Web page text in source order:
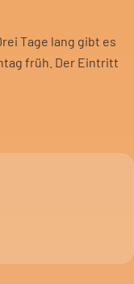
Tage lang gibt es
früh. Der Eintritt
es Open Air und
Es gibt immer was
Ort, um das